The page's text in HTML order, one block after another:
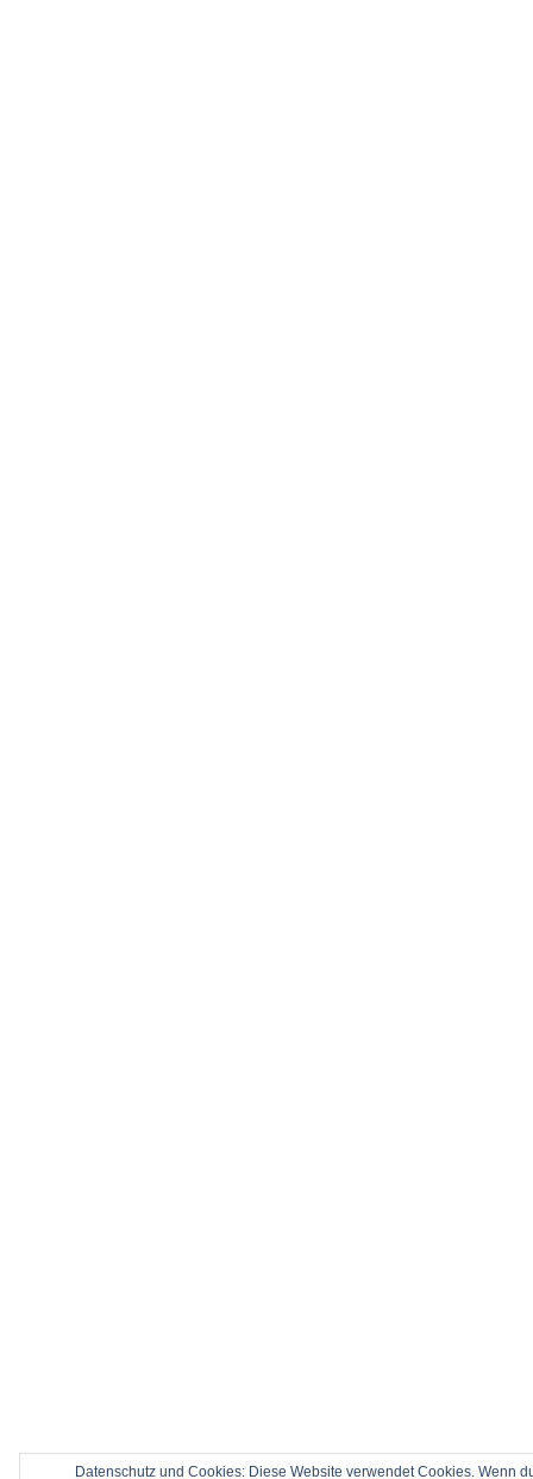
Datenschutz und Cookies: Diese Website verwendet Cookies. Wenn